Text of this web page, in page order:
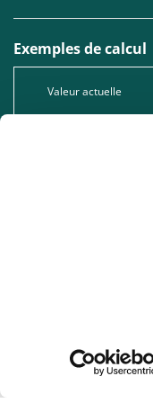
Exemples de calcul
Valeur actuelle
Type de crédit : Prêt à
1005.528.130,
Leasing professionnel :